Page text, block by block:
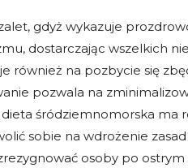
gdyż wykazuje
dostarczając wszelkich
również na pozbycie się
pozwala na
śródziemnomorska ma
sobie na wdrożenie
osoby po ostrym